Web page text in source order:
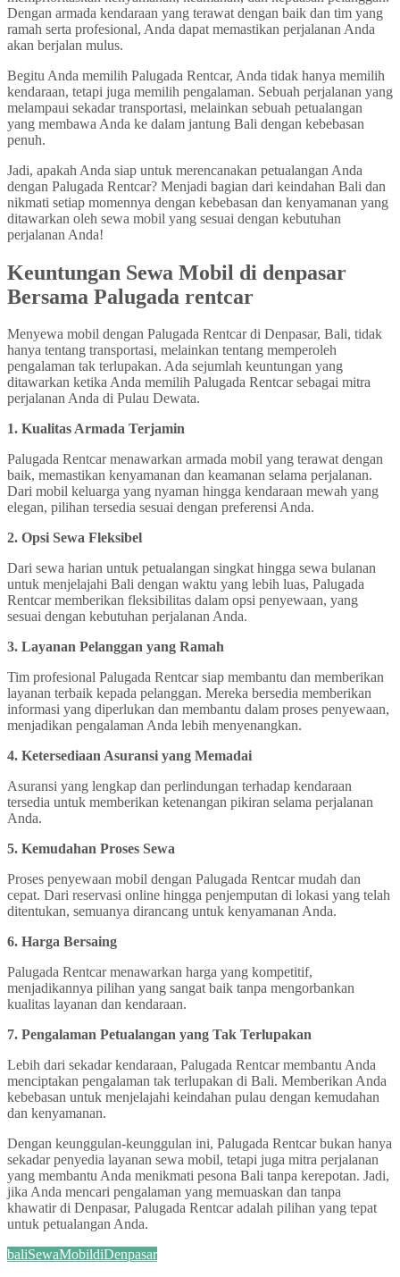
Dengan armada kendaraan yang terawat dengan baik dan tim yang
ramah serta profesional, Anda dapat memastikan perjalanan Anda
akan berjalan mulus.
Begitu Anda memilih Palugada Rentcar, Anda tidak hanya memilih
kendaraan, tetapi juga memilih pengalaman. Sebuah perjalanan yang
melampaui sekadar transportasi, melainkan sebuah petualangan
yang membawa Anda ke dalam jantung Bali dengan kebebasan
penuh.
Jadi, apakah Anda siap untuk merencanakan petualangan Anda
dengan Palugada Rentcar? Menjadi bagian dari keindahan Bali dan
nikmati setiap momennya dengan kebebasan dan kenyamanan yang
ditawarkan oleh sewa mobil yang sesuai dengan kebutuhan
perjalanan Anda!
Keuntungan Sewa Mobil di denpasar
Bersama Palugada rentcar
Menyewa mobil dengan Palugada Rentcar di Denpasar, Bali, tidak
hanya tentang transportasi, melainkan tentang memperoleh
pengalaman tak terlupakan. Ada sejumlah keuntungan yang
ditawarkan ketika Anda memilih Palugada Rentcar sebagai mitra
perjalanan Anda di Pulau Dewata.
1. Kualitas Armada Terjamin
Palugada Rentcar menawarkan armada mobil yang terawat dengan
baik, memastikan kenyamanan dan keamanan selama perjalanan.
Dari mobil keluarga yang nyaman hingga kendaraan mewah yang
elegan, pilihan tersedia sesuai dengan preferensi Anda.
2. Opsi Sewa Fleksibel
Dari sewa harian untuk petualangan singkat hingga sewa bulanan
untuk menjelajahi Bali dengan waktu yang lebih luas, Palugada
Rentcar memberikan fleksibilitas dalam opsi penyewaan, yang
sesuai dengan kebutuhan perjalanan Anda.
3. Layanan Pelanggan yang Ramah
Tim profesional Palugada Rentcar siap membantu dan memberikan
layanan terbaik kepada pelanggan. Mereka bersedia memberikan
informasi yang diperlukan dan membantu dalam proses penyewaan,
menjadikan pengalaman Anda lebih menyenangkan.
4. Ketersediaan Asuransi yang Memadai
Asuransi yang lengkap dan perlindungan terhadap kendaraan
tersedia untuk memberikan ketenangan pikiran selama perjalanan
Anda.
5. Kemudahan Proses Sewa
Proses penyewaan mobil dengan Palugada Rentcar mudah dan
cepat. Dari reservasi online hingga penjemputan di lokasi yang telah
ditentukan, semuanya dirancang untuk kenyamanan Anda.
6. Harga Bersaing
Palugada Rentcar menawarkan harga yang kompetitif,
menjadikannya pilihan yang sangat baik tanpa mengorbankan
kualitas layanan dan kendaraan.
7. Pengalaman Petualangan yang Tak Terlupakan
Lebih dari sekadar kendaraan, Palugada Rentcar membantu Anda
menciptakan pengalaman tak terlupakan di Bali. Memberikan Anda
kebebasan untuk menjelajahi keindahan pulau dengan kemudahan
dan kenyamanan.
Dengan keunggulan-keunggulan ini, Palugada Rentcar bukan hanya
sekadar penyedia layanan sewa mobil, tetapi juga mitra perjalanan
yang membantu Anda menikmati pesona Bali tanpa kerepotan. Jadi,
jika Anda mencari pengalaman yang memuaskan dan tanpa
khawatir di Denpasar, Palugada Rentcar adalah pilihan yang tepat
untuk petualangan Anda.
baliSewaMobildiDenpasar